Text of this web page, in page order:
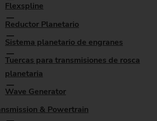
Flexspline
Reductor Planetario
Sistema planetario de engranes
Tuercas para transmisiones de rosca
planetaria
Wave Generator
& Powertrain